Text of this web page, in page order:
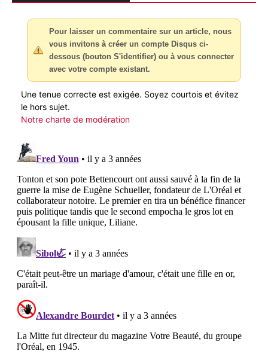
Pour laisser un commentaire sur un article, nous
vous invitons à créer un compte Disqus ci-
dessous (bouton S'identifier) ou à vous connecter
avec votre compte existant.
Une tenue correcte est exigée. Soyez courtois et évitez
le hors sujet.
Notre charte de modération